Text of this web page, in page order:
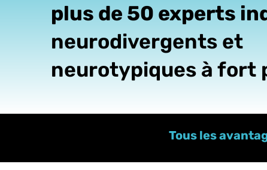
plus de 50 experts
neurodivergents et
neurotypiques à fort
Tous les